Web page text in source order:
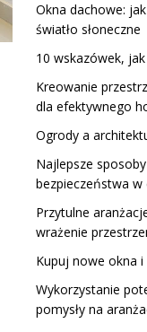
Okna dachowe:
światło słoneczne
10 wskazówek,
Kreowanie
dla efektywnego
Ogrody a
Najlepsze
bezpieczeństwa w
Przytulne
wrażenie
Kupuj nowe okna
Wykorzystanie
pomysły na